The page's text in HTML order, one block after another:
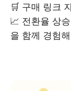
🛒 구매 링크
📈 전환율 상승
을 함께 경험